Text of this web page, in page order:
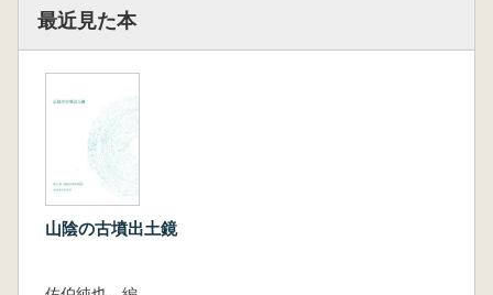
最近見た本
山陰の古墳出土鏡